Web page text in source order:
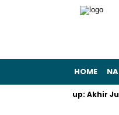
HOME
dan Gaya Hidup: Akhir